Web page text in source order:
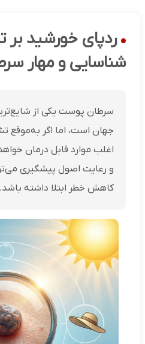
ردپای خورشید بر
شناسایی و مهار
سرطان پوست یکی از
جهان است، اما اگر به‌موقع
اغلب موارد قابل درمان
و رعایت اصول پیشگیری
کاهش خطر ابتلا داشته باشد.